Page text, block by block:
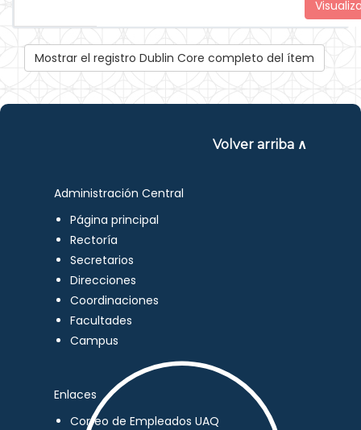
Mostrar el registro Dublin Core completo del ítem
Volver arriba ∧
Administración Central
Página principal
Rectoría
Secretarios
Direcciones
Coordinaciones
Facultades
Campus
Enlaces
Correo de Empleados UAQ